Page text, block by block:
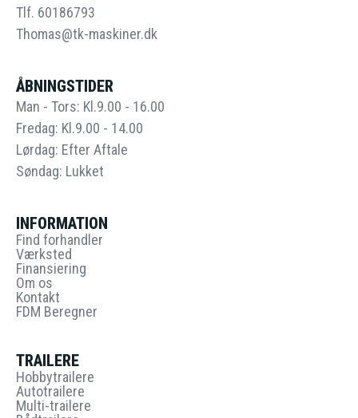
Tlf. 60186793
Thomas@tk-maskiner.dk
ÅBNINGSTIDER
Man - Tors: Kl.9.00 - 16.00
Fredag: Kl.9.00 - 14.00
Lørdag: Efter Aftale
Søndag: Lukket
INFORMATION
Find forhandler
Værksted
Finansiering
Om os
Kontakt
FDM Beregner
TRAILERE
Hobbytrailere
Autotrailere
Multi-trailere